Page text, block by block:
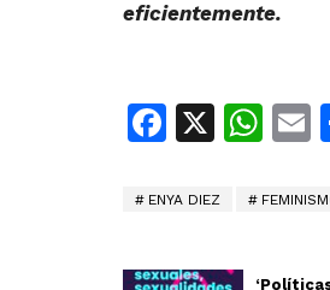
eficientemente.
X
ENYA DIEZ